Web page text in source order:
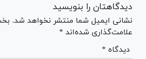
دیدگاهتان را بنویسید
نشانی ایمیل شما منتشر نخواهد شد.
علامت‌گذاری شده‌اند *
* دیدگاه